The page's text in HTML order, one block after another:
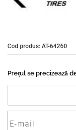
Cod produs: AT-64260
Prețul se precizează